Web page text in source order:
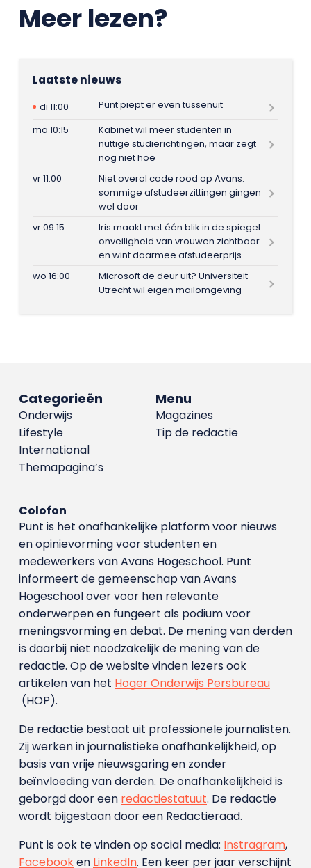
Meer lezen?
Laatste nieuws
di 11:00
Punt piept er even tussenuit
ma 10:15
Kabinet wil meer studenten in
nuttige studierichtingen, maar zegt
nog niet hoe
vr 11:00
Niet overal code rood op Avans:
sommige afstudeerzittingen gingen
wel door
vr 09:15
Iris maakt met één blik in de spiegel
onveiligheid van vrouwen zichtbaar
en wint daarmee afstudeerprijs
wo 16:00
Microsoft de deur uit? Universiteit
Utrecht wil eigen mailomgeving
Menu
Magazines
Tip de redactie
Categorieën
Onderwijs
Lifestyle
International
Themapagina’s
Colofon
Punt is het onafhankelijke platform voor nieuws
en opinievorming voor studenten en
medewerkers van Avans Hoge­school. Punt
informeert de gemeenschap van Avans
Hogeschool over voor hen relevante
onderwerpen en fungeert als podium voor
meningsvorming en debat. De mening van derden
is daarbij niet noodzakelijk de mening van de
redactie. Op de website vinden lezers ook
artikelen van het Hoger Onderwijs Persbureau
(HOP).
De redactie bestaat uit professionele journalisten.
Zij werken in journalistieke onafhankelijkheid, op
basis van vrije nieuwsgaring en zonder
beïnvloeding van derden. De onafhankelijkheid is
geborgd door een redactiestatuut. De redactie
wordt bijgestaan door een Redactieraad.
Punt is ook te vinden op social media: Instragram,
Facebooken LinkedIn. Een keer per jaar verschijnt